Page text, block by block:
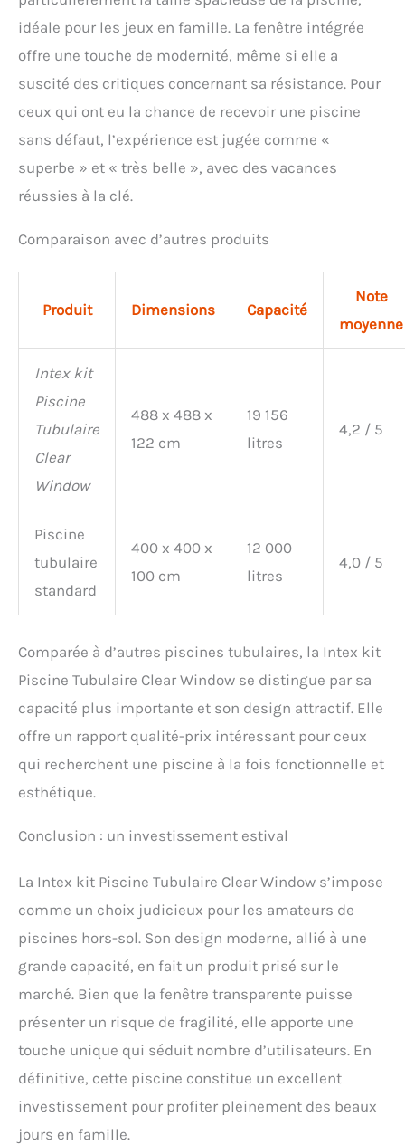
idéale pour les jeux en famille. La fenêtre intégrée
offre une touche de modernité, même si elle a
suscité des critiques concernant sa résistance. Pour
ceux qui ont eu la chance de recevoir une piscine
sans défaut, l’expérience est jugée comme «
superbe » et « très belle », avec des vacances
réussies à la clé.
Comparaison avec d’autres produits
Produit Dimensions Capacité
Note
moyenne
Intex kit
Piscine
Tubulaire
Clear
Window
488 x 488 x
122 cm
19 156
litres
4,2 / 5
Piscine
tubulaire
standard
400 x 400 x
100 cm
12 000
litres
4,0 / 5
Comparée à d’autres piscines tubulaires, la Intex kit
Piscine Tubulaire Clear Window se distingue par sa
capacité plus importante et son design attractif. Elle
offre un rapport qualité-prix intéressant pour ceux
qui recherchent une piscine à la fois fonctionnelle et
esthétique.
Conclusion : un investissement estival
La Intex kit Piscine Tubulaire Clear Window s’impose
comme un choix judicieux pour les amateurs de
piscines hors-sol. Son design moderne, allié à une
grande capacité, en fait un produit prisé sur le
marché. Bien que la fenêtre transparente puisse
présenter un risque de fragilité, elle apporte une
touche unique qui séduit nombre d’utilisateurs. En
définitive, cette piscine constitue un excellent
investissement pour profiter pleinement des beaux
jours en famille.